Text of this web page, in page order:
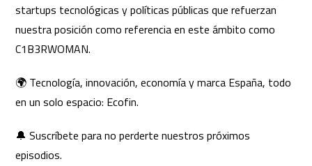
startups tecnológicas y políticas públicas que refuerzan
nuestra posición como referencia en este ámbito como
C1B3RWOMAN.
🌍 Tecnología, innovación, economía y marca España, todo
en un solo espacio: Ecofin.
🔔 Suscríbete para no perderte nuestros próximos
episodios.